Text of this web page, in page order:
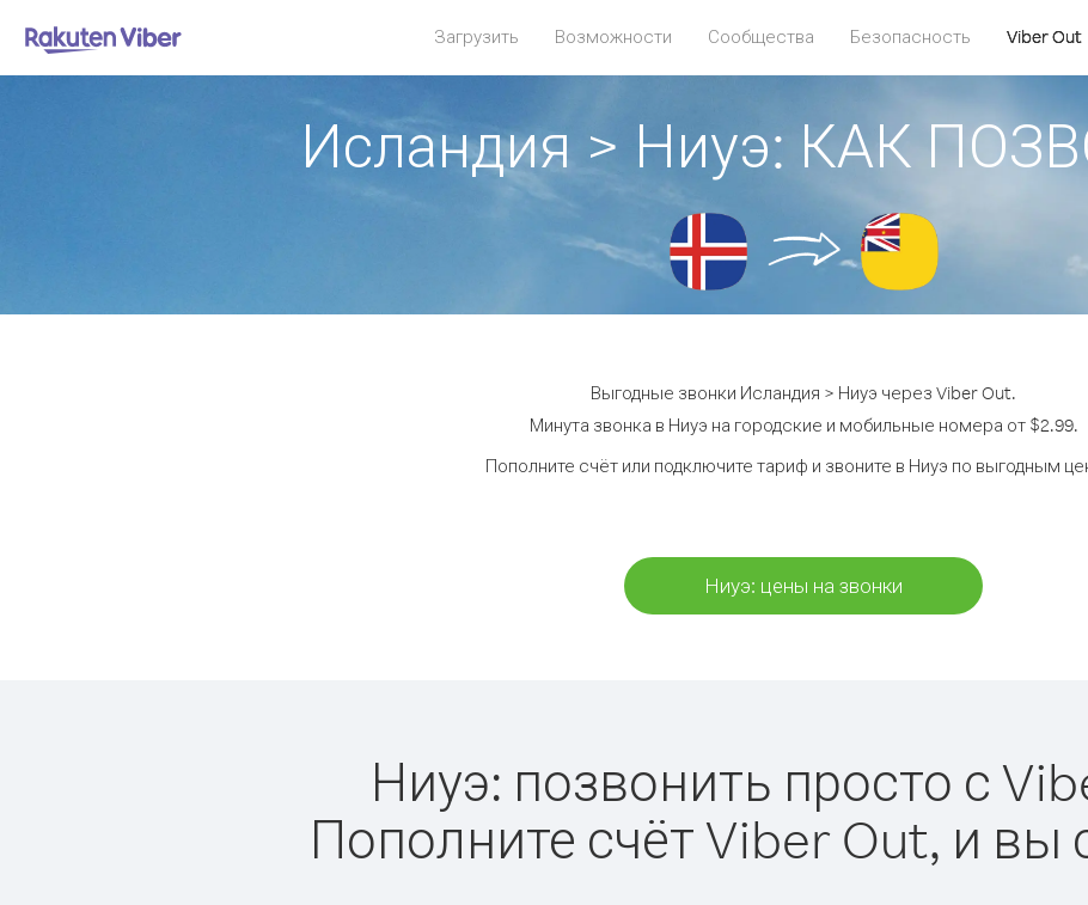
Загрузить Возможности Сообщества Безопасность Viber Out
Исландия > Ниуэ: КАК
Выгодные звонки Исландия > Ниуэ через Viber Out.
Минута звонка в Ниуэ на городские и мобильные номера от $2.99.
Пополните счёт или подключите тариф и звоните в Ниуэ по выгодным
Ниуэ: цены на звонки
Ниуэ: позвонить просто с
Пополните счёт Viber Out, и вы